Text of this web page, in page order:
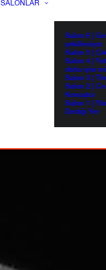
SALONLAR
Salon 6 |
şekilleniyor.
Salon 5 |
Salon 4 |
daha iyisi
Salon 3 |
Salon 2 |
Konuştur
Salon 1 |
Dediği Yer